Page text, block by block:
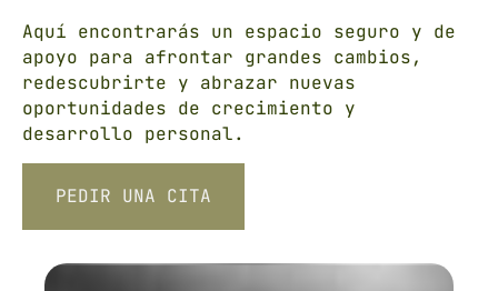
Aquí encontrarás un espacio seguro y de
apoyo para afrontar grandes cambios,
redescubrirte y abrazar nuevas
oportunidades de crecimiento y
desarrollo personal.
PEDIR UNA CITA